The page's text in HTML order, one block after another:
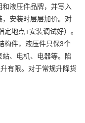
液压件品牌，并写入
安装时层层加价。对
地点+安装调试好）。
构件，液压件只保3个
、电机、电器等。陷
有限。对于常规升降货